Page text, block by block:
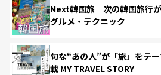
Next韓国旅 次の韓国旅行が
グルメ・テクニック
旬な“あの人”が「旅」をテ
載 MY TRAVEL STORY